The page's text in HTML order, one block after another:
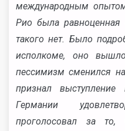
международным
Рио была равноценная
такого нет. Было
исполкоме, оно
пессимизм сменился
признал
Германии
проголосовал за то,